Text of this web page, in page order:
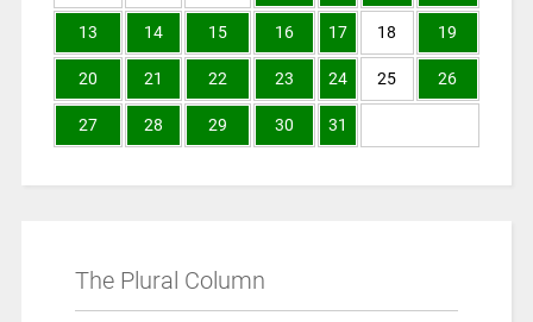
13 14 15 16 17 18 19
20 21 22 23 24 25 26
27 28 29 30 31
The Plural Column